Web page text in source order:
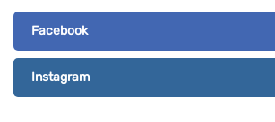
Facebook
Instagram